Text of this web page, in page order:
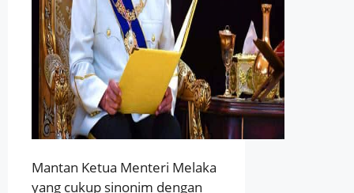
Mantan Ketua Menteri Melaka
yang cukup sinonim dengan